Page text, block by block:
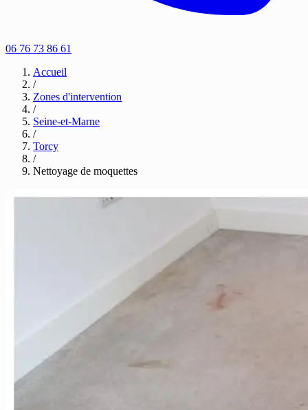
06 76 73 86 61
Accueil
/
Zones d'intervention
/
Seine-et-Marne
/
Torcy
/
Nettoyage de moquettes